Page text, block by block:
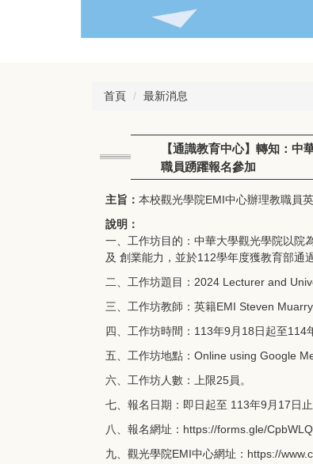
首頁 最新消息
【通識教育中心】轉知：
職員踴躍報名參加
主旨： 本校觀光學院EMI中心辦理教職員
說明：
一、工作坊目的：中華大學觀光學院以院
及 創業能力，並於112學年度獲教育部通
二、工作坊題目：2024 Lecturer and
三、工作坊教師：英籍EMI Steven
四、工作坊時間：113年9月18日起至114
五、工作坊地點：Online using Google
六、工作坊人數：上限25員。
七、報名日期：即日起至 113年9月17日止
八、報名網址： https://forms.gle/
九、觀光學院EMI中心網址： https://